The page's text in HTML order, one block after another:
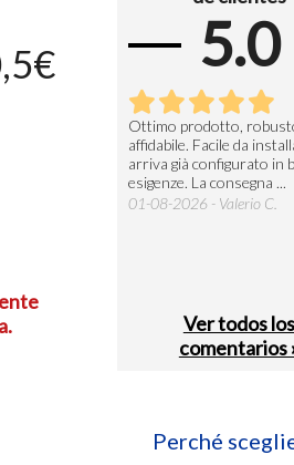
5.0
Ottimo prodotto,
affidabile. Facile da
arriva già configurato in
esigenze. La consegna ...
01-08-2026 - Valerio C.
Ver todos los
comentarios
Perché